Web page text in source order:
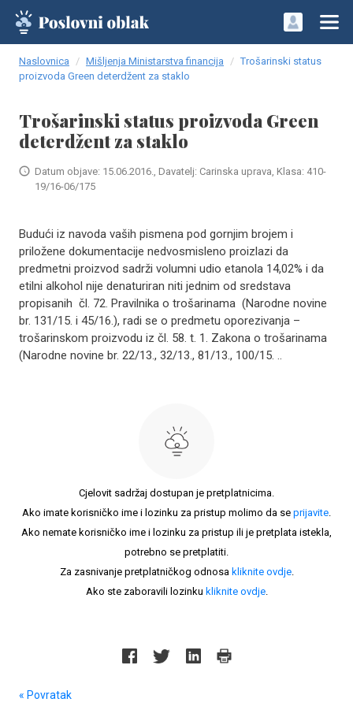
Naslovnica Mišljenja Ministarstva financija
Trošarinski status
proizvoda Green deterdžent za staklo
Trošarinski status proizvoda Green
deterdžent za staklo
Datum objave: 15.06.2016., Davatelj: Carinska uprava, Klasa: 410-
19/16-06/175
Budući iz navoda vaših pismena pod gornjim brojem i
priložene dokumentacije nedvosmisleno proizlazi da
predmetni proizvod sadrži volumni udio etanola 14,02% i da
etilni alkohol nije denaturiran niti jednim od sredstava
propisanih čl. 72. Pravilnika o trošarinama (Narodne novine
br. 131/15. i 45/16.), radi se o predmetu oporezivanja –
trošarinskom proizvodu iz čl. 58. t. 1. Zakona o trošarinama
(Narodne novine br. 22/13., 32/13., 81/13., 100/15. ..
Cjelovit sadržaj dostupan je pretplatnicima.
Ako imate korisničko ime i lozinku za pristup molimo da se prijavite.
Ako nemate korisničko ime i lozinku za pristup ili je pretplata istekla,
potrebno se pretplatiti.
Za zasnivanje pretplatničkog odnosa kliknite ovdje.
Ako ste zaboravili lozinku kliknite ovdje.
« Povratak